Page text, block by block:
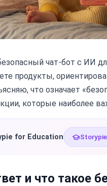
чат-бот с ИИ
продукты,
что означает
которые наиболее
for Education
и что такое